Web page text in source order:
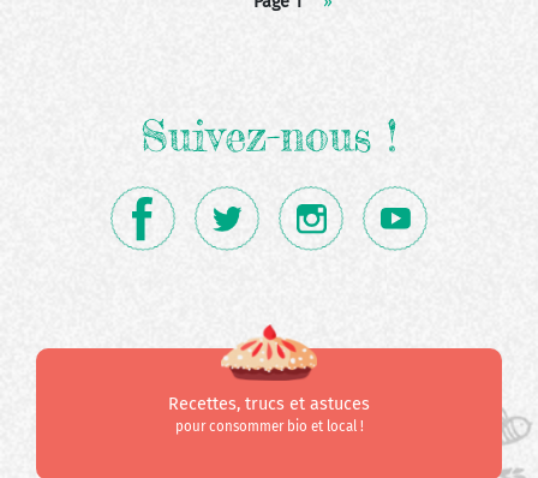
Suivez-nous !
Recettes, trucs et astuces
pour consommer bio et local !